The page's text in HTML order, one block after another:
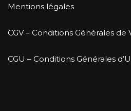
Mentions légales
CGV – Conditions Générales de
CGU – Conditions Générales